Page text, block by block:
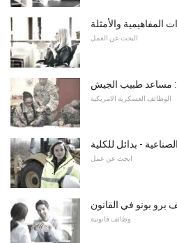
المفاهيمية والأمثلة
البحث عن العمل
مساعد طبيب الجيش
الوظائف العسكرية الامريكية
- بدائل للكلية
ابحث عن عمل
برو بونو في القانون
وظائف قانونية